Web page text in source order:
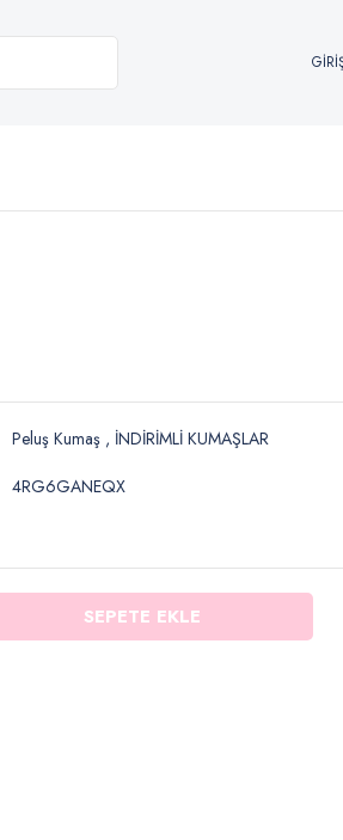
Peluş Kumaş , İNDİRİMLİ KUMAŞLAR
4RG6GANEQX
SEPETE EKLE